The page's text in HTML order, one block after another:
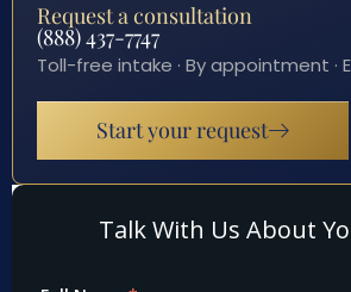
Request a consultation
(888) 437-7747
Toll-free intake · By appointment ·
Start your request